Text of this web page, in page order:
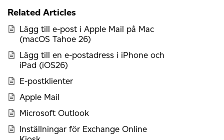
Related Articles
Lägg till e-post i Apple Mail på Mac
(macOS Tahoe 26)
Lägg till en e-postadress i iPhone och
iPad (iOS26)
E-postklienter
Apple Mail
Microsoft Outlook
Inställningar för Exchange Online